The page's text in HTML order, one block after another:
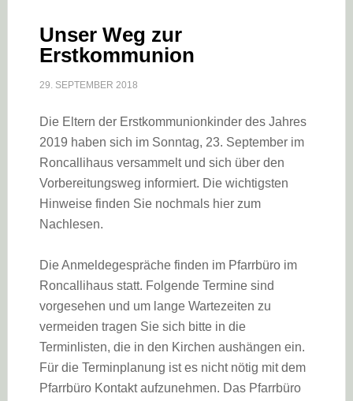
Unser Weg zur
Erstkommunion
29. SEPTEMBER 2018
Die Eltern der Erstkommunionkinder des Jahres
2019 haben sich im Sonntag, 23. September im
Roncallihaus versammelt und sich über den
Vorbereitungsweg informiert. Die wichtigsten
Hinweise finden Sie nochmals hier zum
Nachlesen.
Die Anmeldegespräche finden im Pfarrbüro im
Roncallihaus statt. Folgende Termine sind
vorgesehen und um lange Wartezeiten zu
vermeiden tragen Sie sich bitte in die
Terminlisten, die in den Kirchen aushängen ein.
Für die Terminplanung ist es nicht nötig mit dem
Pfarrbüro Kontakt aufzunehmen. Das Pfarrbüro